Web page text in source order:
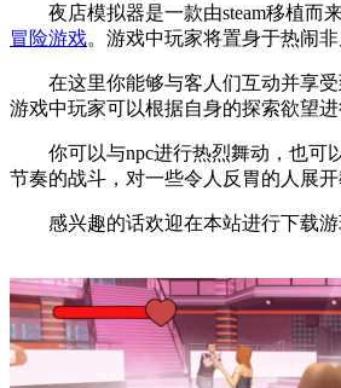
夜店模拟器是一款由steam移植而
冒险游戏。游戏中玩家将置身于热闹非
在这里你能够与客人们互动并享受
游戏中玩家可以根据自身的探索欲望
你可以与npc进行热烈舞动，也可
节奏的战斗，对一些令人反胃的人展
感兴趣的话欢迎在本站进行下载游